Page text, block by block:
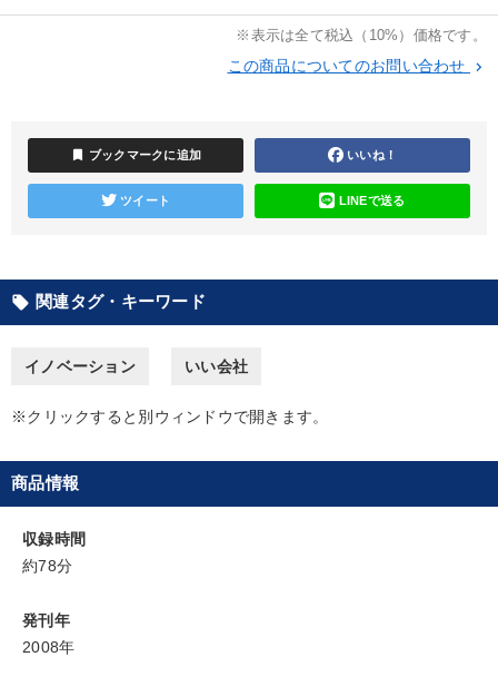
【4月】音声・映像
全国経営者セミナー収録〈売れ筋・人気〉音声＆動画20選
【最新刊】精神科医・和田秀樹の「老いない力」＋健康な社長と
会社をつくる厳選講話
「儲けの本質」を突く
2025年夏季全国経営者セミナー収録講演ＣＤ・講演ＤＶＤ・デジ
【2026年7月】音声・映像ご案内商品
【5月】音声・映像
※表示は全て税込（10%）価格です。
この商品についてのお問い合わせ keyboard_arrow_right
bookmark ブックマークに追加 いいね！
ツイート LINEで送る
local_offer 関連タグ・キーワード
イノベーション いい会社
※クリックすると別ウィンドウで開きます。
商品情報
収録時間
約78分
発刊年
2008年